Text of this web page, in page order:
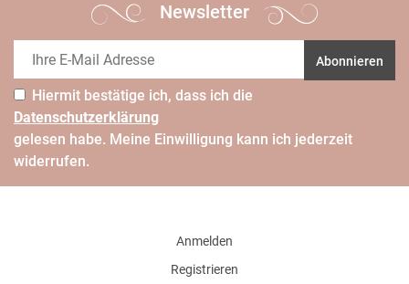
Newsletter
Abonnieren
Hiermit bestätige ich, dass ich die
Daten­schutz­erklärung
gelesen habe. Meine Einwilligung kann ich jederzeit
widerrufen.
Anmelden
Registrieren